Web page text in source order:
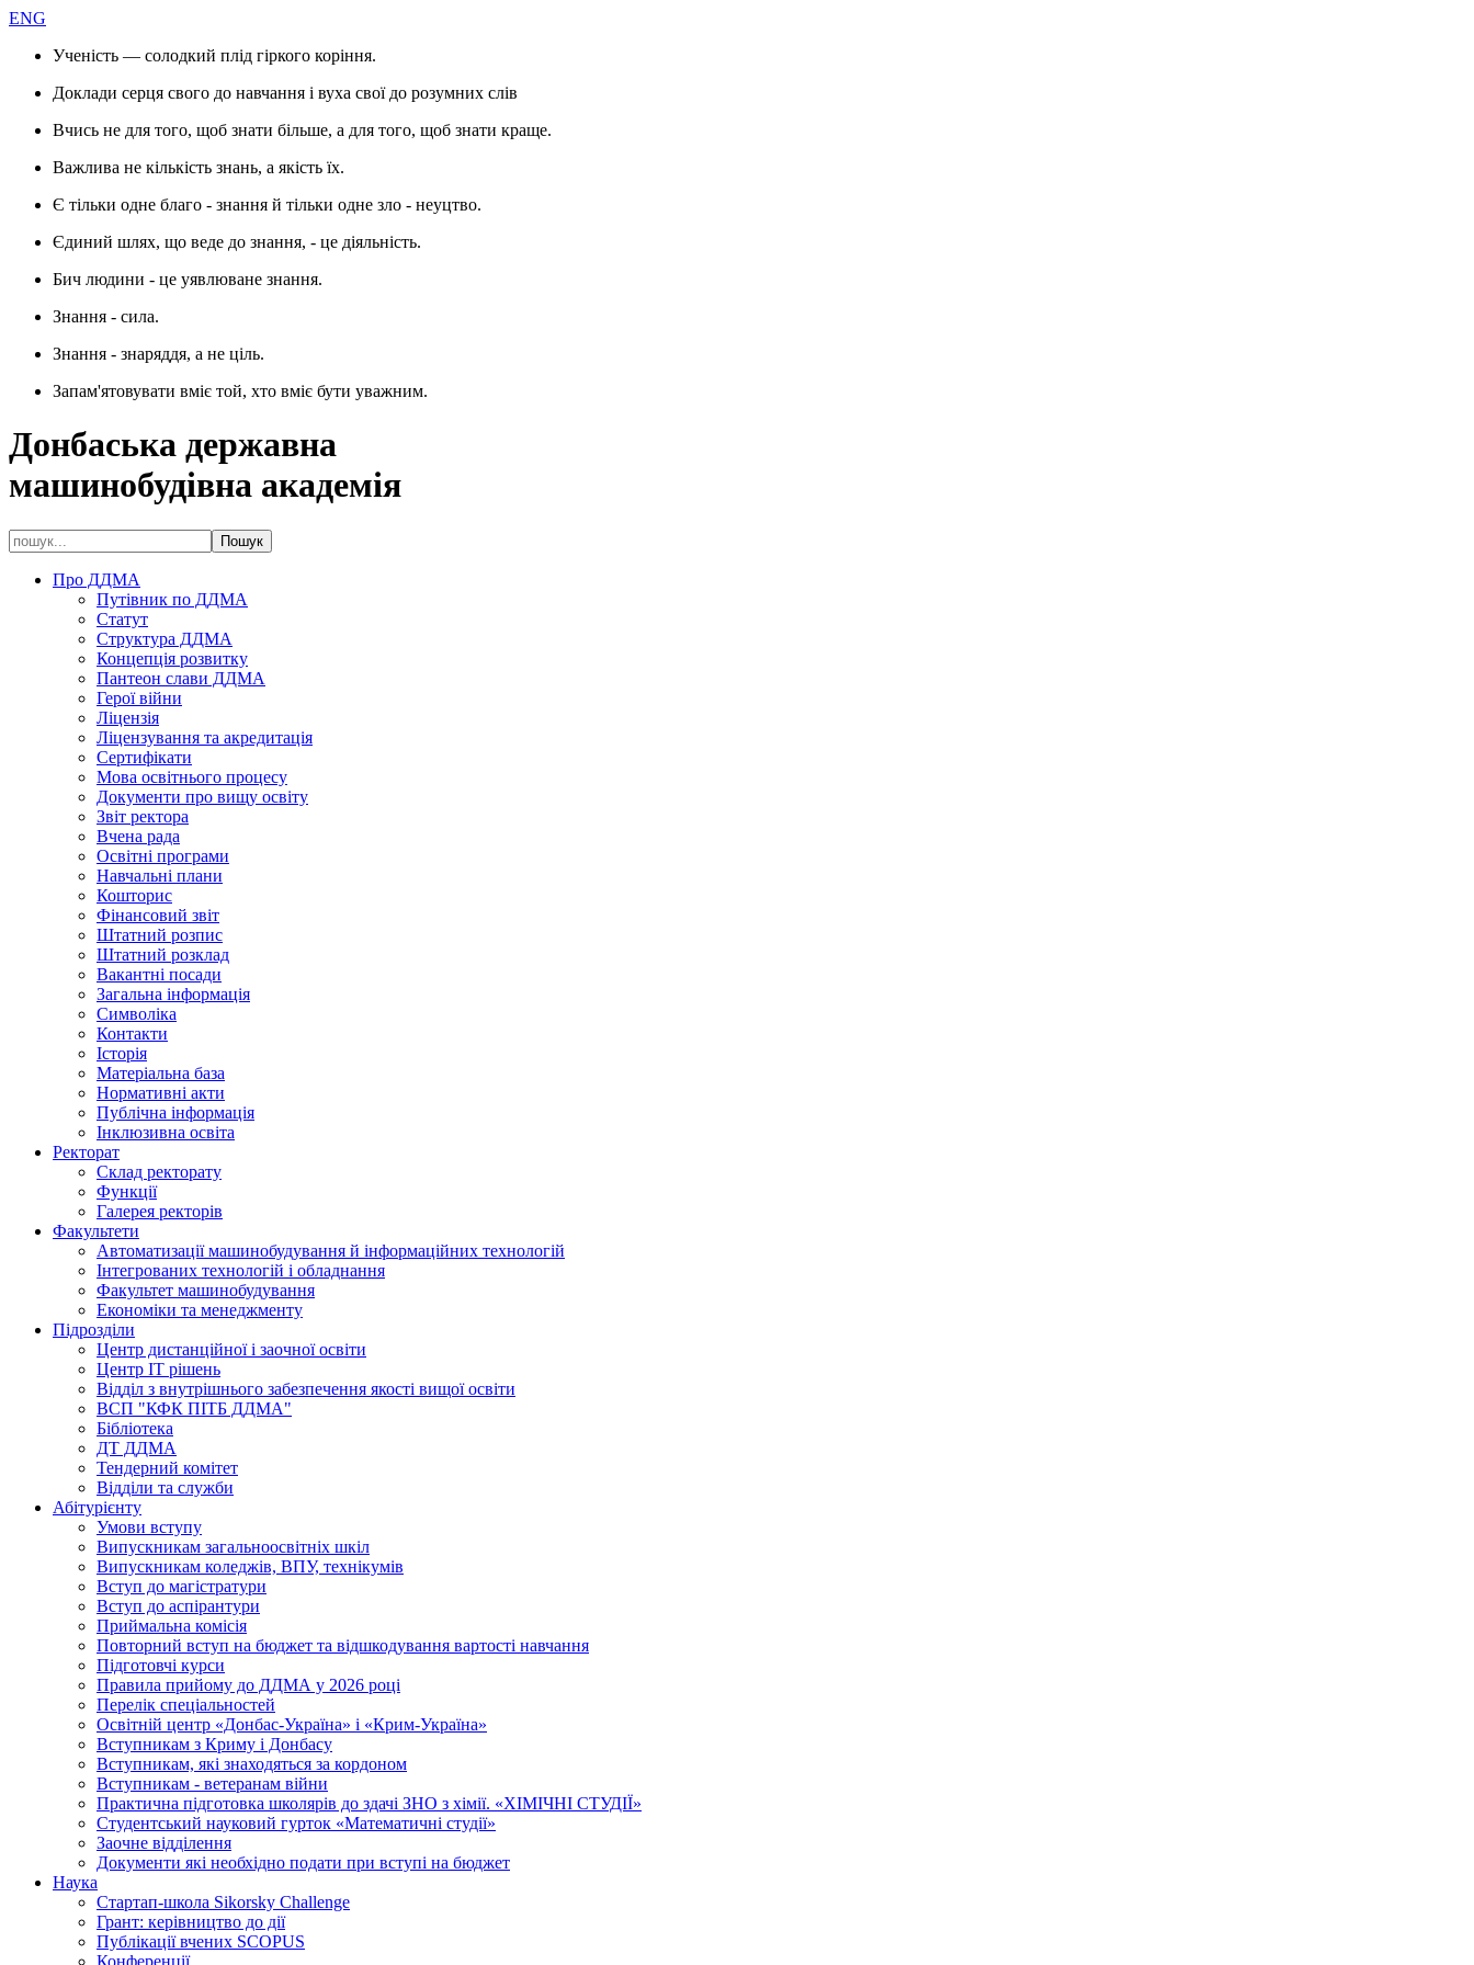
ENG
Ученість — солодкий плід гіркого коріння.
Доклади серця свого до навчання і вуха свої до розумних слів
Вчись не для того, щоб знати більше, а для того, щоб знати краще.
Важлива не кількість знань, а якість їх.
Є тільки одне благо - знання й тільки одне зло - неуцтво.
Єдиний шлях, що веде до знання, - це діяльність.
Бич людини - це уявлюване знання.
Знання - сила.
Знання - знаряддя, а не ціль.
Запам'ятовувати вміє той, хто вміє бути уважним.
Донбаська державна
машинобудівна академія
Про ДДМА
Путівник по ДДМА
Статут
Структура ДДМА
Концепція розвитку
Пантеон слави ДДМА
Герої війни
Ліцензія
Ліцензування та акредитація
Сертифікати
Мова освітнього процесу
Документи про вищу освіту
Звіт ректора
Вчена рада
Освітні програми
Навчальні плани
Кошторис
Фінансовий звіт
Штатний розпис
Штатний розклад
Вакантні посади
Загальна інформація
Символіка
Контакти
Історія
Матеріальна база
Нормативні акти
Публічна інформація
Інклюзивна освіта
Ректорат
Склад ректорату
Функції
Галерея ректорів
Факультети
Автоматизації машинобудування й інформаційних технологій
Інтегрованих технологій і обладнання
Факультет машинобудування
Економіки та менеджменту
Підрозділи
Центр дистанційної і заочної освіти
Центр ІТ рішень
Відділ з внутрішнього забезпечення якості вищої освіти
ВСП "КФК ПІТБ ДДМА"
Бібліотека
ДТ ДДМА
Тендерний комітет
Відділи та служби
Абітурієнту
Умови вступу
Випускникам загальноосвітніх шкіл
Випускникам коледжів, ВПУ, технікумів
Вступ до магістратури
Вступ до аспірантури
Приймальна комісія
Повторний вступ на бюджет та відшкодування вартості навчання
Підготовчі курси
Правила прийому до ДДМА у 2026 році
Перелік спеціальностей
Освітній центр «Донбас-Україна» і «Крим-Україна»
Вступникам з Криму і Донбасу
Вступникам, які знаходяться за кордоном
Вступникам - ветеранам війни
Практична підготовка школярів до здачі ЗНО з хімії. «ХІМІЧНІ СТУДІЇ»
Студентський науковий гурток «Математичні студії»
Заочне відділення
Документи які необхідно подати при вступі на бюджет
Наука
Стартап-школа Sikorsky Challenge
Грант: керівництво до дії
Публікації вчених SCOPUS
Конференції